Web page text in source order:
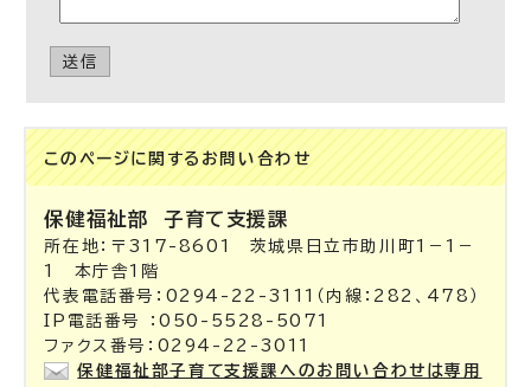
送信
このページに関する お問い合わせ
保健福祉部子育て支援課
所在地：〒317-8601 茨城県日立市助川町1－1－
1 本庁舎1階
代表電話番号：0294-22-3111（内線：282、478）
IP電話番号 ：050-5528-5071
ファクス番号：0294-22-3011
保健福祉部子育て支援課へのお問い合わせは専用